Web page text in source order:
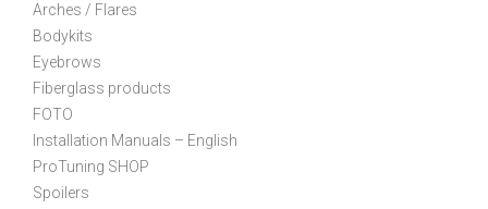
Arches / Flares
Bodykits
Eyebrows
Fiberglass products
FOTO
Installation Manuals – English
ProTuning SHOP
Spoilers